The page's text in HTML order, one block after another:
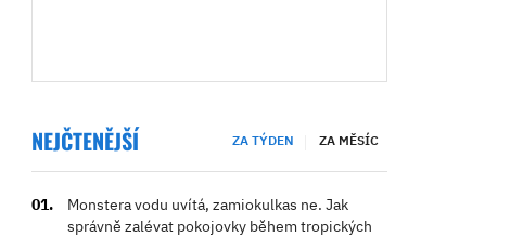
NEJČTENĚJŠÍ ZA TÝDEN ZA MĚSÍC
Monstera vodu uvítá, zamiokulkas ne. Jak
správně zalévat pokojovky během tropických